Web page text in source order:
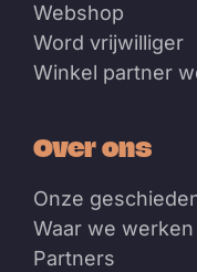
Webshop
Word vrijwilliger
Winkel partner
Over ons
Onze
Waar we werken
Partners